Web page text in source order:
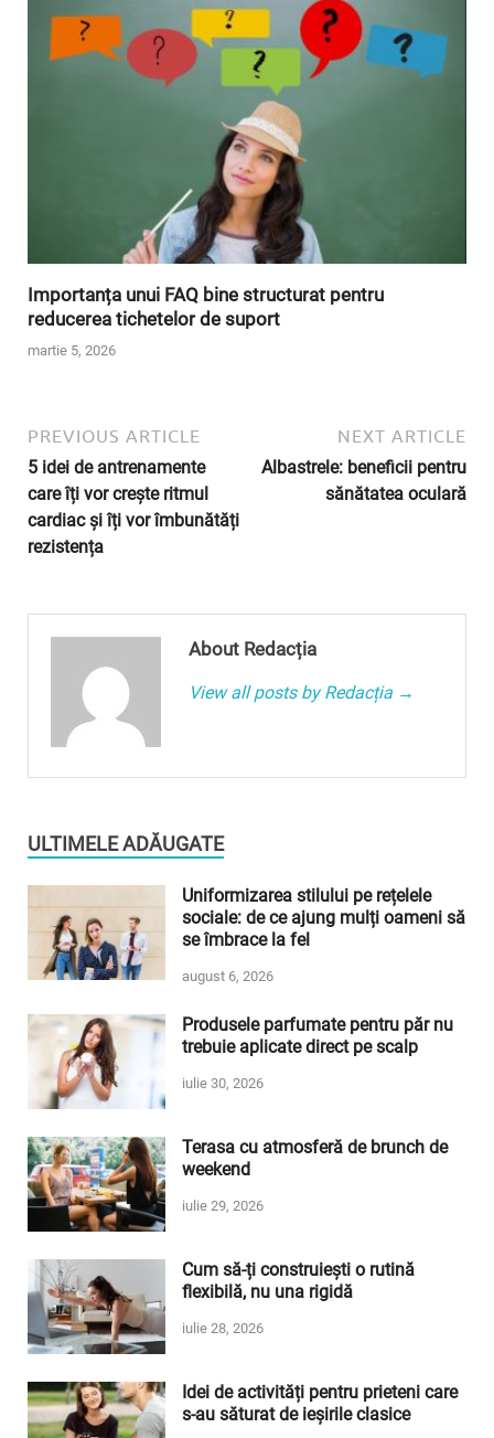
Importanța unui FAQ bine structurat pentru
reducerea tichetelor de suport
martie 5, 2026
PREVIOUS ARTICLE
5 idei de antrenamente
care îți vor crește ritmul
cardiac și îți vor îmbunătăți
rezistența
NEXT ARTICLE
Albastrele: beneficii pentru
sănătatea oculară
About Redacția
View all posts by Redacția →
ULTIMELE ADĂUGATE
Uniformizarea stilului pe rețelele
sociale: de ce ajung mulți oameni să
se îmbrace la fel
august 6, 2026
Produsele parfumate pentru păr nu
trebuie aplicate direct pe scalp
iulie 30, 2026
Terasa cu atmosferă de brunch de
weekend
iulie 29, 2026
Cum să-ți construiești o rutină
flexibilă, nu una rigidă
iulie 28, 2026
Idei de activități pentru prieteni care
s-au săturat de ieșirile clasice